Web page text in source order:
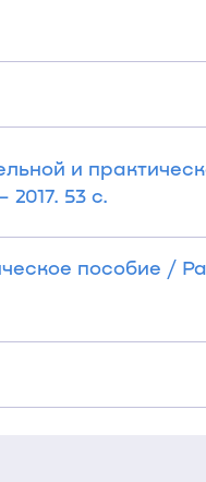
и
53 с.
пособие /